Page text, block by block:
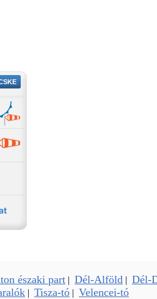
északi part | Dél-Alföld | Dél-
| Tisza-tó | Velencei-tó